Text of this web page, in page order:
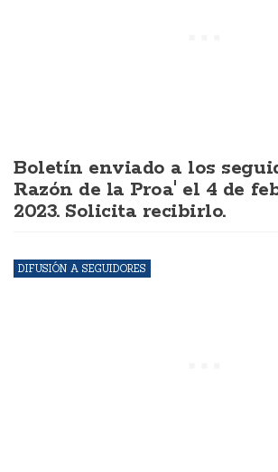
Boletín enviado a los
Razón de la Proa' el 4 de
2023. Solicita recibirlo.
DIFUSIÓN A SEGUIDORES